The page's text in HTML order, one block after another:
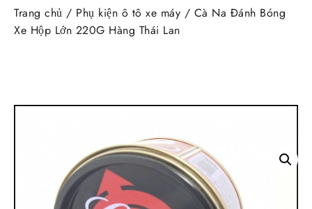
Trang chủ / Phụ kiện ô tô xe máy / Cà Na Đánh Bóng
Xe Hộp Lớn 220G Hàng Thái Lan